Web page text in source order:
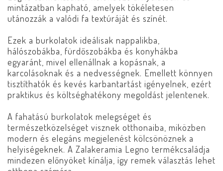
mintázatban kapható, amelyek tökéletesen
utánozzák a valódi fa textúráját és színét.
Ezek a burkolatok ideálisak nappalikba,
hálószobákba, fürdőszobákba és konyhákba
egyaránt, mivel ellenállnak a kopásnak, a
karcolásoknak és a nedvességnek. Emellett könnyen
tisztíthatók és kevés karbantartást igényelnek, ezért
praktikus és költséghatékony megoldást jelentenek.
A fahatású burkolatok melegséget és
természetközelséget visznek otthonaiba, miközben
modern és elegáns megjelenést kölcsönöznek a
helyiségeknek. A Zalakeramia Legno termékcsaládja
mindezen előnyöket kínálja, így remek választás lehet